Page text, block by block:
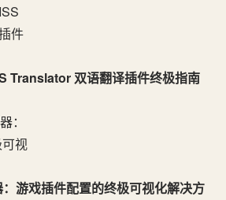
Translator 双语翻译插件终极指南
游戏插件配置的终极可视化解决方